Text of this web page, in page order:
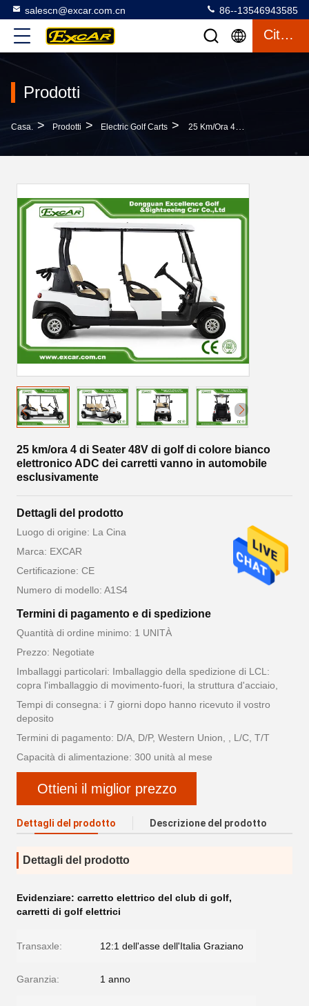
salescn@excar.com.cn 86--13546943585
Citazione
Prodotti
Casa. > Prodotti > Electric Golf Carts > 25 Km/ora 4 Di Seater 48V Di Golf Di Colore Bianco Elettronico ADC Dei Carretti Vanno In Automobile Esclusivamente
25 km/ora 4 di Seater 48V di golf di colore bianco
elettronico ADC dei carretti vanno in automobile
esclusivamente
Dettagli del prodotto
Luogo di origine: La Cina
Marca: EXCAR
Certificazione: CE
Numero di modello: A1S4
Termini di pagamento e di spedizione
Quantità di ordine minimo: 1 UNITÀ
Prezzo: Negotiate
Imballaggi particolari: Imballaggio della spedizione di LCL:
copra l'imballaggio di movimento-fuori, la struttura d'acciaio,
Tempi di consegna: i 7 giorni dopo hanno ricevuto il vostro
deposito
Termini di pagamento: D/A, D/P, Western Union, , L/C, T/T
Capacità di alimentazione: 300 unità al mese
Ottieni il miglior prezzo
Dettagli del prodotto Descrizione del prodotto
Dettagli del prodotto
Evidenziare: carretto elettrico del club di golf,
carretti di golf elettrici
Transaxle: 12:1 dell'asse dell'Italia Graziano
Garanzia: 1 anno